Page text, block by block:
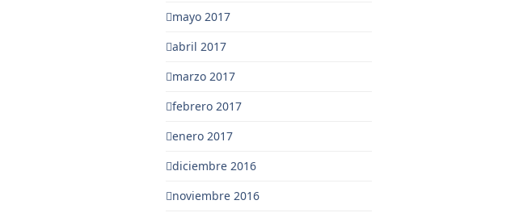
mayo 2017
abril 2017
marzo 2017
febrero 2017
enero 2017
diciembre 2016
noviembre 2016